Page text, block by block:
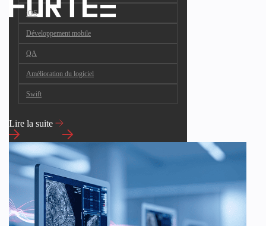
iOS
Développement mobile
QA
Amélioration du logiciel
Swift
Lire la suite